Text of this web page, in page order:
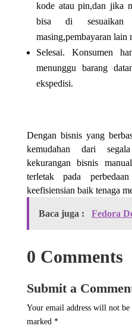
kode atau pin,dan jika
bisa di sesuaikan
masing,pembayaran lain
Selesai. Konsumen
menunggu barang
ekspedisi.
Dengan bisnis yang
kemudahan dari
kekurangan bisnis
terletak pada
keefisiensian baik tenaga
Baca juga : Fedora
0 Comments
Submit a
Your email address will not be
marked *